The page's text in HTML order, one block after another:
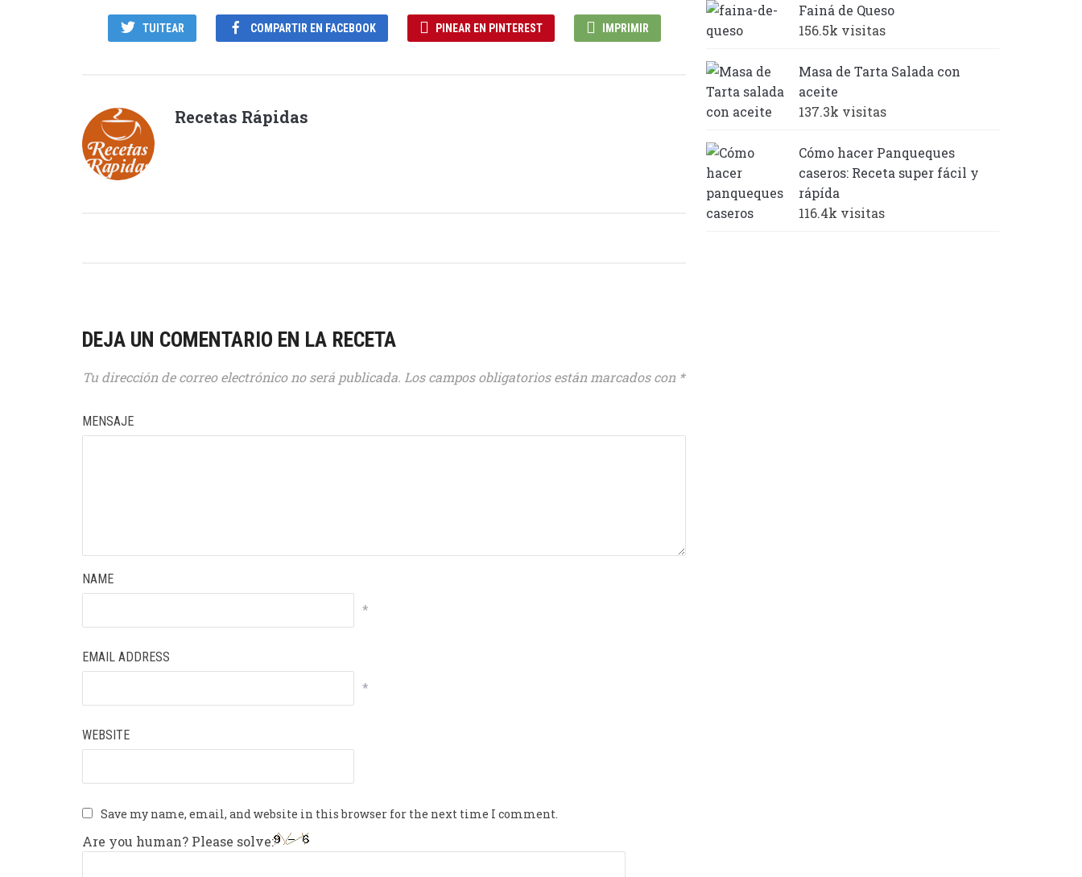
TUITEAR COMPARTIR EN FACEBOOK PINEAR EN PINTEREST IMPRIMIR
Recetas Rápidas
DEJA UN COMENTARIO EN LA RECETA
Tu dirección de correo electrónico no será publicada. Los campos obligatorios están marcados con *
MENSAJE
NAME
*
EMAIL ADDRESS
*
WEBSITE
Save my name, email, and website in this browser for the next time I comment.
Are you human? Please solve:
Fainá de Queso
156.5k visitas
Masa de Tarta Salada con
aceite
137.3k visitas
Cómo hacer Panqueques
caseros: Receta super fácil y
rápída
116.4k visitas